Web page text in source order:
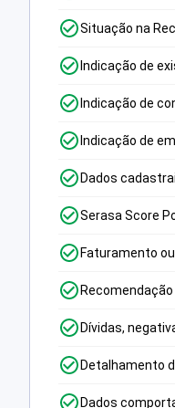
Situação na
Indicação de
Indicação de
Indicação de
Dados
Serasa Score
Faturamento
Dívidas,
Detalhamento
Dados